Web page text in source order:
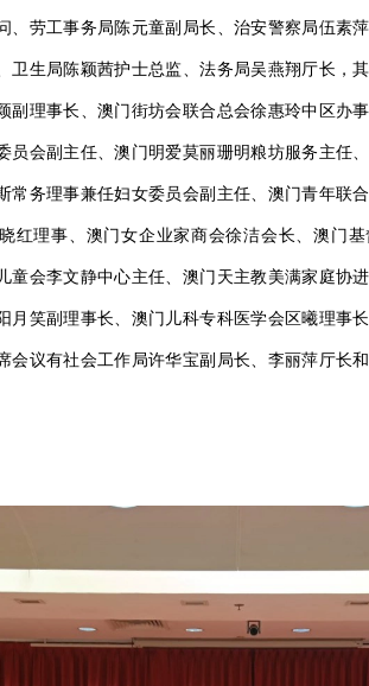
、劳工事务局陈元童副局长、治安警察局伍素
卫生局陈颖茜护士总监、法务局吴燕翔厅长，
副理事长、澳门街坊会联合总会徐惠玲中区办
员会副主任、澳门明爱莫丽珊明粮坊服务主任
常务理事兼任妇女委员会副主任、澳门青年联
红理事、澳门女企业家商会徐洁会长、澳门
童会李文静中心主任、澳门天主教美满家庭协
月笑副理事长、澳门儿科专科医学会区曦理事
会议有社会工作局许华宝副局长、李丽萍厅长